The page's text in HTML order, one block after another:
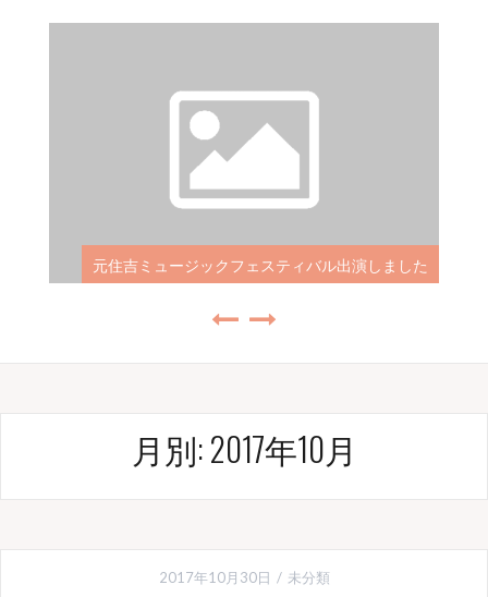
元住吉ミュージックフェスティバル出演しました
月別: 2017年10月
2017年10月30日 未分類